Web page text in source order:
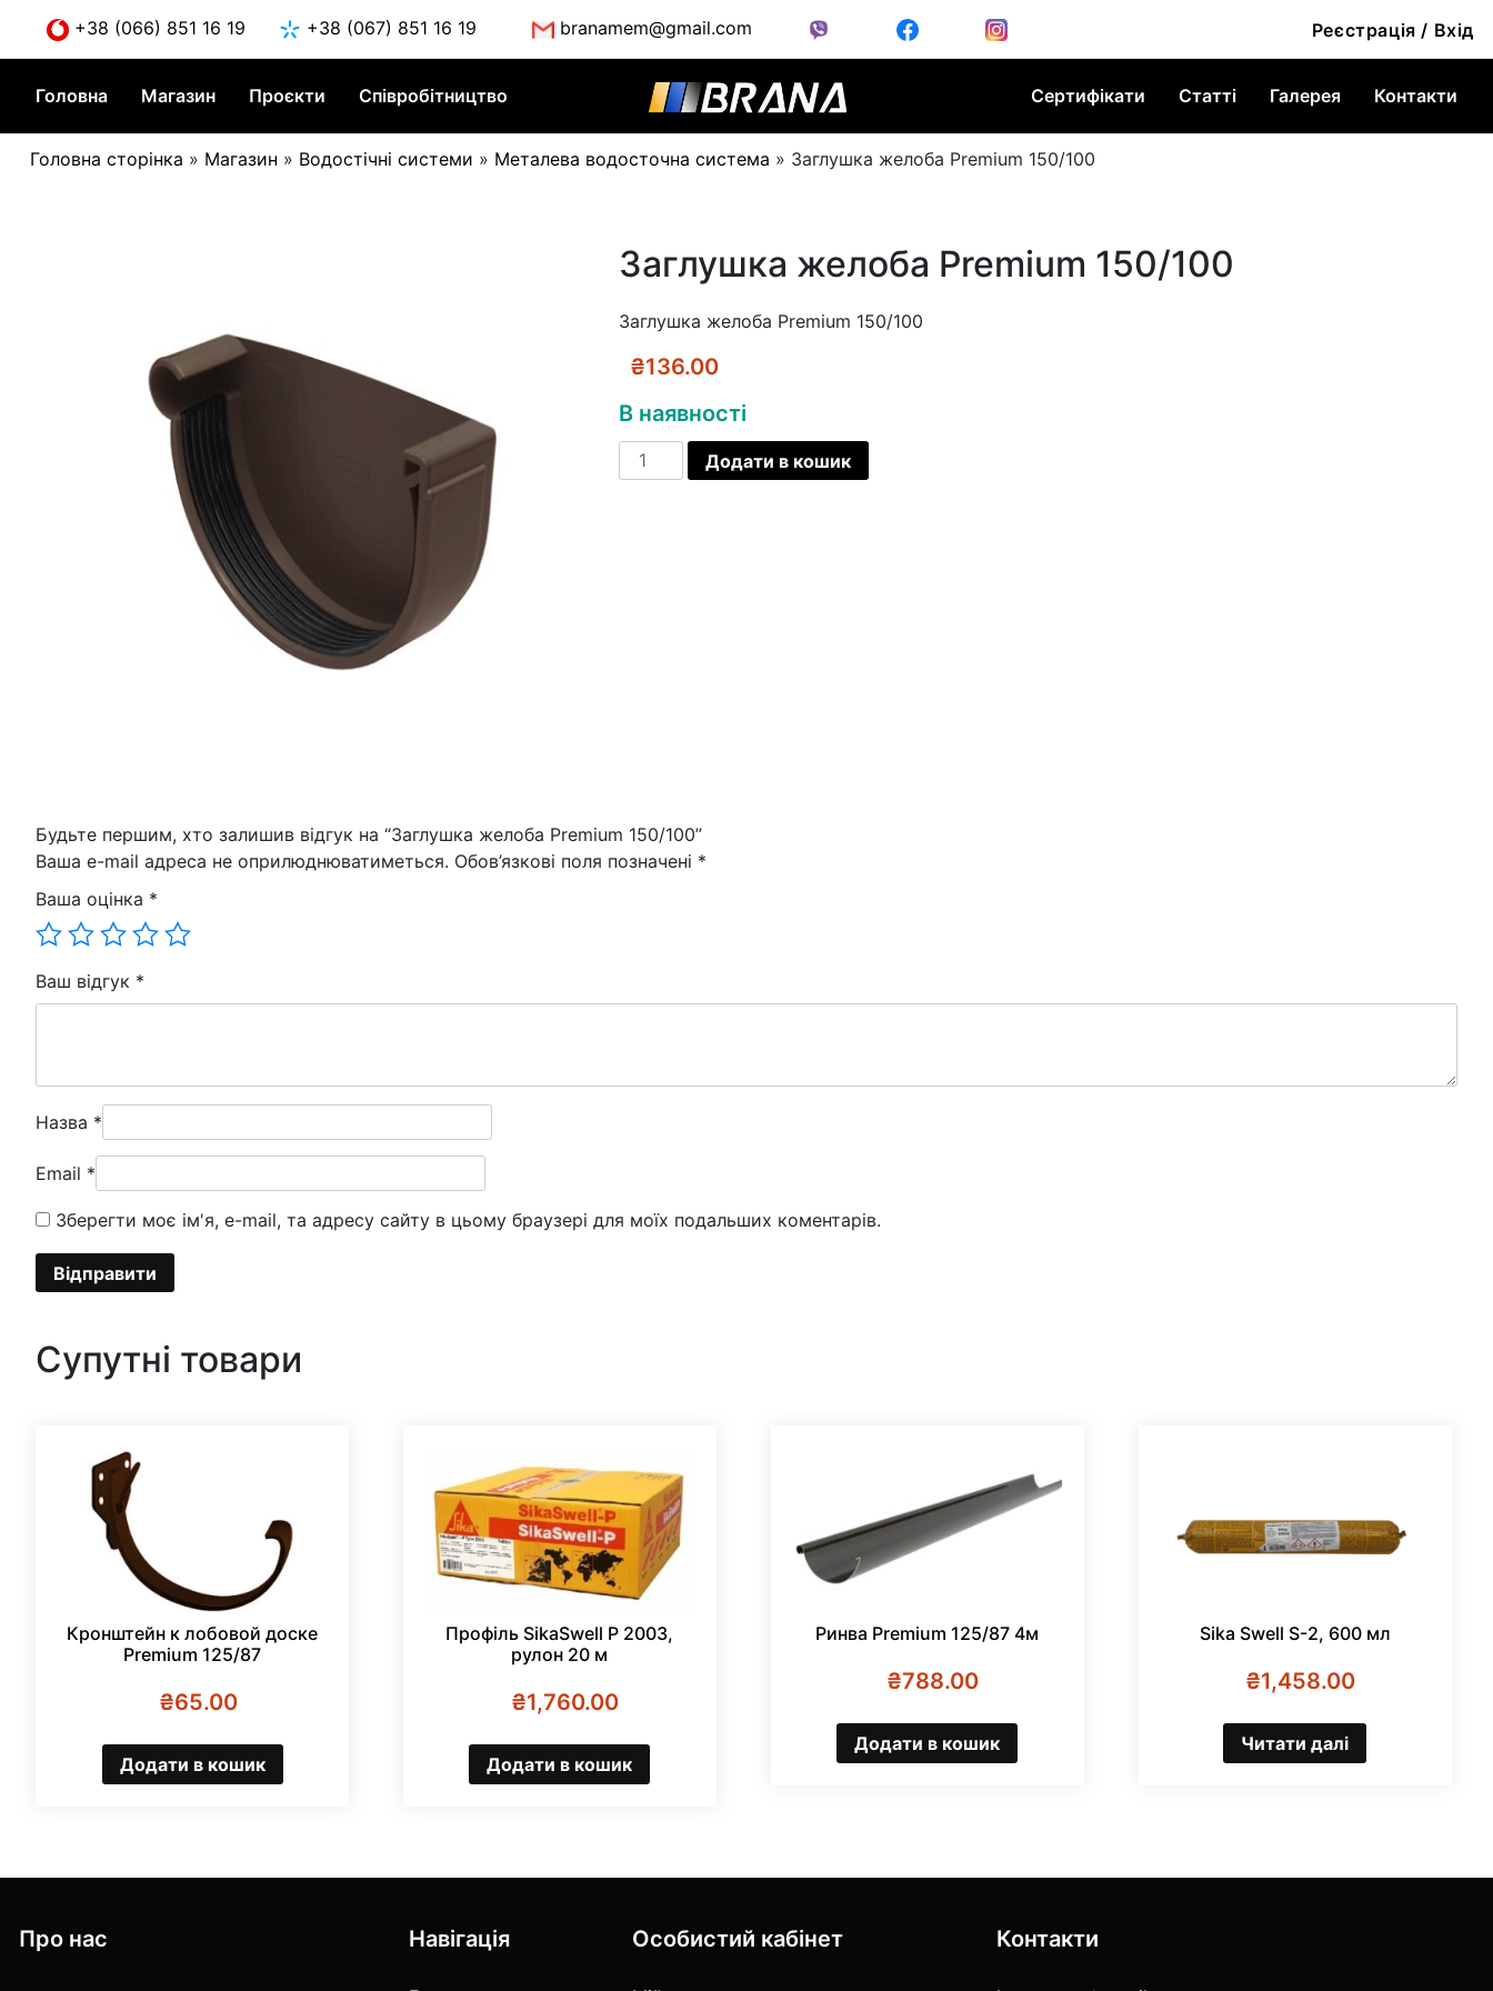
content
+38 (066) 851 16 19 +38 (067) 851 16 19 branamem@gmail.com Реєстрація / Вхід
Головна Магазин Проєкти Співробітництво Сертифікати Статті Галерея Контакти
Головна сторінка » Магазин » Водостічні системи » Металева водосточна система » Заглушка желоба Premium 150/100
Заглушка желоба Premium 150/100
Заглушка желоба Premium 150/100
₴136.00
В наявності
Заглушка
желоба
Додати в кошик
Будьте першим, хто залишив відгук на “Заглушка желоба Premium 150/100”
Ваша e-mail адреса не оприлюднюватиметься. Обов’язкові поля позначені *
Ваша оцінка *
Ваш відгук *
Назва *
Email *
Зберегти моє ім'я, e-mail, та адресу сайту в цьому браузері для моїх подальших коментарів.
Супутні товари
Кронштейн к лобовой доске
Premium 125/87
₴65.00
Додати в кошик
Профіль SikaSwell P 2003,
рулон 20 м
₴1,760.00
Додати в кошик
Ринва Premium 125/87 4м
₴788.00
Додати в кошик
Sika Swell S-2, 600 мл
₴1,458.00
Читати далі
Про нас Навігація Особистий кабінет Контакти